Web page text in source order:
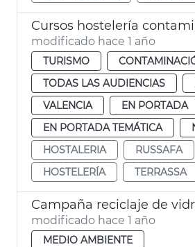
modificado hace 1 año
TURISMO
TODAS LAS AUDIENCIAS
VALENCIA
EN PORTADA
EN PORTADA TEMÁTICA
HOSTALERIA
RUSSAFA
HOSTELERÍA
TERRASSA
modificado hace 1 año
MEDIO AMBIENTE